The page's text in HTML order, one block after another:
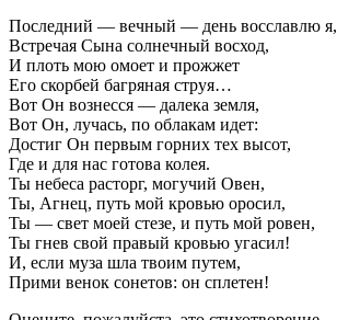
Последний — вечный — день восславлю я,
Встречая Сына солнечный восход,
И плоть мою омоет и прожжет
Его скорбей багряная струя…
Вот Он вознесся — далека земля,
Вот Он, лучась, по облакам идет:
Достиг Он первым горних тех высот,
Где и для нас готова колея.
Ты небеса расторг, могучий Овен,
Ты, Агнец, путь мой кровью оросил,
Ты — свет моей стезе, и путь мой ровен,
Ты гнев свой правый кровью угасил!
И, если муза шла твоим путем,
Прими венок сонетов: он сплетен!